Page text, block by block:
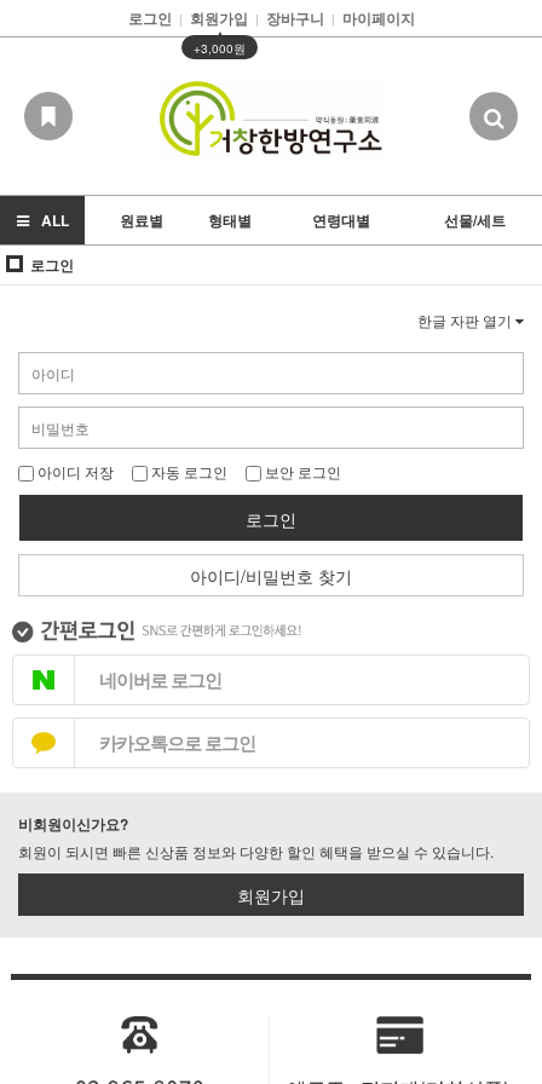
로그인 | 회원가입 |
▲
+3,000원
장바구니 | 마이페이지
ALL 원료별 형태별 연령대별 선물/세트
로그인
한글 자판 열기
아이디 저장 자동 로그인 보안 로그인
로그인
아이디/비밀번호 찾기
네이버로 로그인
카카오톡으로 로그인
비회원이신가요?
회원이 되시면 빠른 신상품 정보와 다양한 할인 혜택을 받으실 수 있습니다.
회원가입